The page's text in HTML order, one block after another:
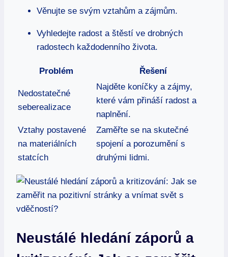
Věnujte se svým vztahům a zájmům.
Vyhledejte radost a štěstí ve drobných
radostech každodenního života.
Problém Řešení
Nedostatečné
seberealizace
Najděte koníčky a zájmy,
které vám přináší radost a
naplnění.
Vztahy postavené
na ​materiálních
statcích
Zaměřte se na skutečné
spojení a porozumění s
druhými lidmi.
Neustálé hledání záporů a